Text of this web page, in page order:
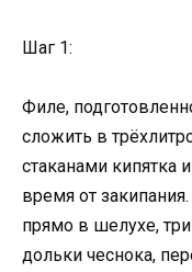
Шаг 1:
Филе,
сложить в
стаканами кипятка
время от
прямо в шелухе,
дольки чеснока,